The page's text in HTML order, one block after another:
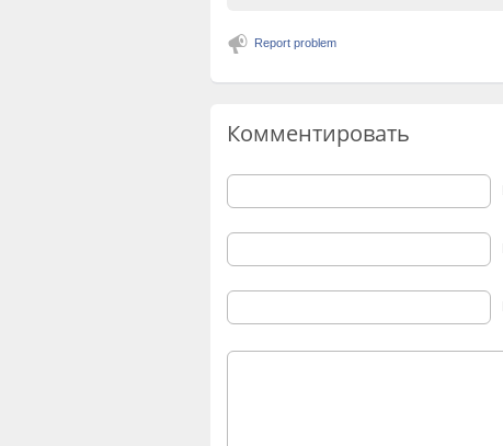
Report problem
Комментировать